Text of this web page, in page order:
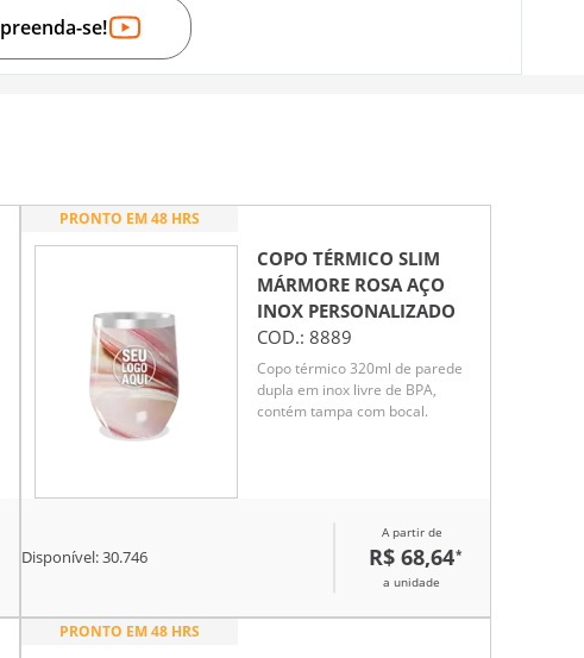
se!
PRONTO EM 48 HRS
COPO TÉRMICO SLIM
MÁRMORE ROSA AÇO
INOX PERSONALIZADO
COD.: 8889
Copo térmico 320ml de parede
dupla em inox livre de BPA,
contém tampa com bocal.
Disponível:30.746
A partir de
R$ 68,64*
a unidade
PRONTO EM 48 HRS